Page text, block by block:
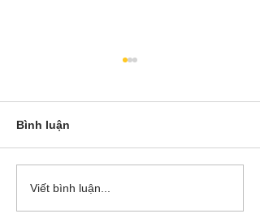
Cô Hoa Duong chia sẻ
Bình luận
Viết bình luận...